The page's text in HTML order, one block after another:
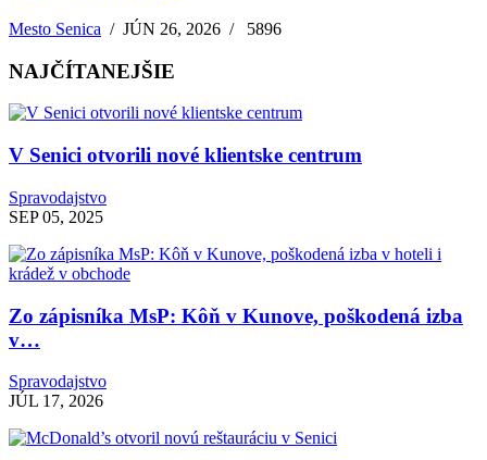
Mesto Senica /JÚN 26, 2026 / 5896
NAJČÍTANEJŠIE
V Senici otvorili nové klientske centrum
Spravodajstvo
SEP 05, 2025
Zo zápisníka MsP: Kôň v Kunove, poškodená izba
v…
Spravodajstvo
JÚL 17, 2026